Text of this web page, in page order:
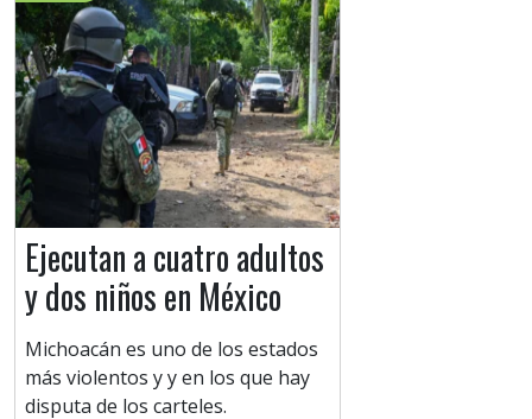
Ejecutan a cuatro adultos
y dos niños en México
Michoacán es uno de los estados
más violentos y y en los que hay
disputa de los carteles.